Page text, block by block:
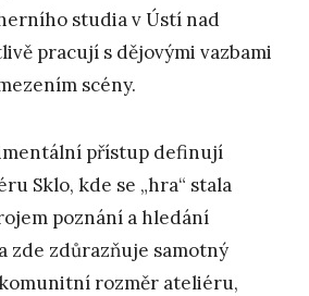
studia v Ústí nad
pracují s dějovými vazbami
scény.
přístup definují
Sklo, kde se „hra“ stala
poznání a hledání
zde zdůrazňuje samotný
rozměr ateliéru,